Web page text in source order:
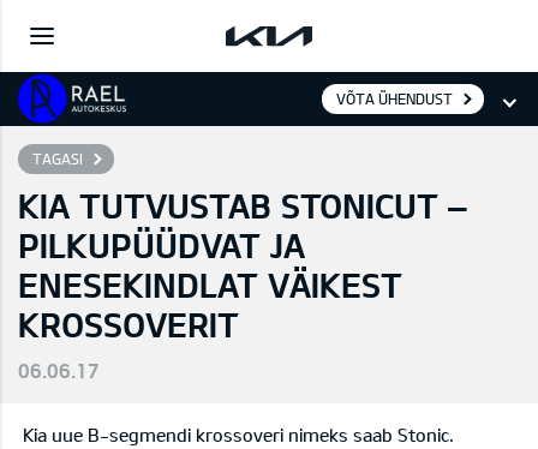
VÕTA ÜHENDUST
TAGASI
KIA TUTVUSTAB STONICUT –
PILKUPÜÜDVAT JA
ENESEKINDLAT VÄIKEST
KROSSOVERIT
06.06.17
Kia uue B-segmendi krossoveri nimeks saab Stonic.